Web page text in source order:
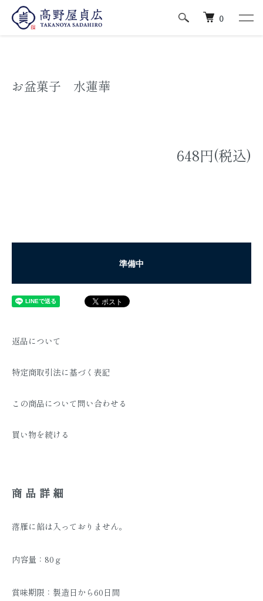
0
ホーム 行事菓子/お盆菓子
お盆菓子 水蓮華
648円(税込)
準備中
返品について
特定商取引法に基づく表記
この商品について問い合わせる
買い物を続ける
商品詳細
落雁に餡は入っておりません。
内容量：80ｇ
賞味期限：製造日から60日間